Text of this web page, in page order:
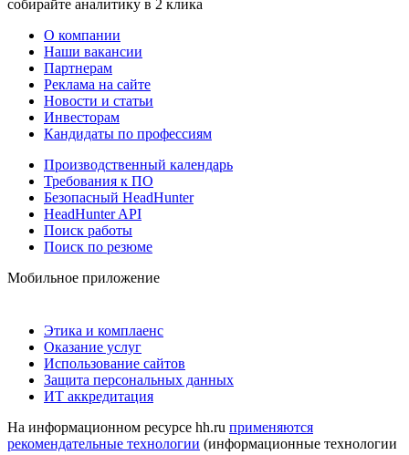
собирайте аналитику в 2 клика
О компании
Наши вакансии
Партнерам
Реклама на сайте
Новости и статьи
Инвесторам
Кандидаты по профессиям
Производственный календарь
Требования к ПО
Безопасный HeadHunter
HeadHunter API
Поиск работы
Поиск по резюме
Мобильное приложение
Этика и комплаенс
Оказание услуг
Использование сайтов
Защита персональных данных
ИТ аккредитация
На информационном ресурсе hh.ru применяются
рекомендательные технологии (информационные технологии